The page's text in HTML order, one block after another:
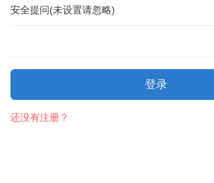
安全提问(未设置请忽略)
登录
还没有注册？